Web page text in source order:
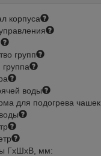
корпуса
групп
воды
для подогрева чашек
ГхШхВ, мм: